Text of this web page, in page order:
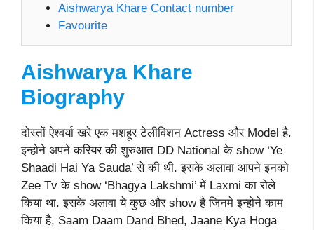
Aishwarya Khare Contact number
Favourite
Aishwarya Khare
Biography
दोस्तों ऐश्वर्या खरे एक मशहूर टेलीविशन Actress और Model है.
इन्होने अपने करियर की शुरुआत DD National के show ‘Ye
Shaadi Hai Ya Sauda’ से की थी. इसके अलावा आपने इनको
Zee Tv के show ‘Bhagya Lakshmi’ में Laxmi का रोले
किया था. इसके अलावा ये कुछ और show है जिनमे इन्होने काम
किया है, Saam Daam Dand Bhed, Jaane Kya Hoga